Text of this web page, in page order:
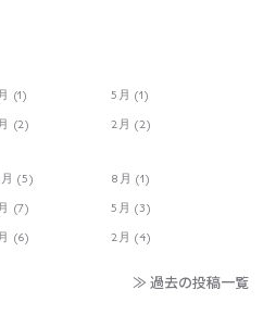
(1)
5月 (1)
(2)
2月 (2)
月 (5)
8月 (1)
(7)
5月 (3)
(6) 2月 (4)
≫ 過去の投稿一覧